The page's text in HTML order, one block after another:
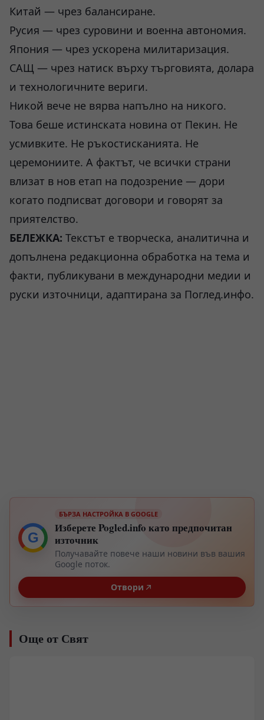
Китай — чрез балансиране.
Русия — чрез суровини и военна автономия.
Япония — чрез ускорена милитаризация.
САЩ — чрез натиск върху търговията, долара
и технологичните вериги.
Никой вече не вярва напълно на никого.
Това беше истинската новина от Пекин. Не
усмивките. Не ръкостисканията. Не
церемониите. А фактът, че всички страни
влизат в нов етап на подозрение — дори
когато подписват договори и говорят за
приятелство.
БЕЛЕЖКА: Текстът е творческа, аналитична и
допълнена редакционна обработка на тема и
факти, публикувани в международни медии и
руски източници, адаптирана за Поглед.инфо.
G
БЪРЗА НАСТРОЙКА В GOOGLE
Изберете Pogled.info като предпочитан
източник
Получавайте повече наши новини във вашия
Google поток.
Отвори
Още от Свят